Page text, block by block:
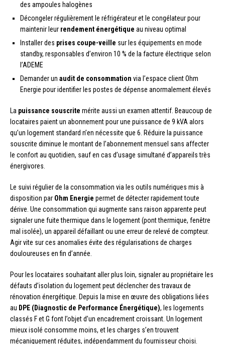
des ampoules halogènes
Décongeler régulièrement le réfrigérateur et le congélateur pour
maintenir leur rendement énergétique au niveau optimal
Installer des prises coupe-veille sur les équipements en mode
standby, responsables d’environ 10 % de la facture électrique selon
l’ADEME
Demander un audit de consommation via l’espace client Ohm
Energie pour identifier les postes de dépense anormalement élevés
La puissance souscrite mérite aussi un examen attentif. Beaucoup de
locataires paient un abonnement pour une puissance de 9 kVA alors
qu’un logement standard n’en nécessite que 6. Réduire la puissance
souscrite diminue le montant de l’abonnement mensuel sans affecter
le confort au quotidien, sauf en cas d’usage simultané d’appareils très
énergivores.
Le suivi régulier de la consommation via les outils numériques mis à
disposition par Ohm Energie permet de détecter rapidement toute
dérive. Une consommation qui augmente sans raison apparente peut
signaler une fuite thermique dans le logement (pont thermique, fenêtre
mal isolée), un appareil défaillant ou une erreur de relevé de compteur.
Agir vite sur ces anomalies évite des régularisations de charges
douloureuses en fin d’année.
Pour les locataires souhaitant aller plus loin, signaler au propriétaire les
défauts d’isolation du logement peut déclencher des travaux de
rénovation énergétique. Depuis la mise en œuvre des obligations liées
au DPE (Diagnostic de Performance Énergétique), les logements
classés F et G font l’objet d’un encadrement croissant. Un logement
mieux isolé consomme moins, et les charges s’en trouvent
mécaniquement réduites, indépendamment du fournisseur choisi.